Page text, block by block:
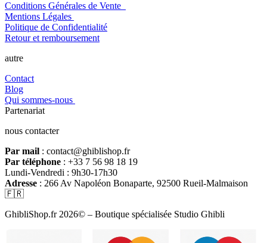
Conditions Générales de Vente
Mentions Légales
Politique de Confidentialité
Retour et remboursement
autre
Contact
Blog
Qui sommes-nous
Partenariat
nous contacter
Par mail : contact@ghiblishop.fr
Par téléphone : +33 7 56 98 18 19
Lundi-Vendredi : 9h30-17h30
Adresse : 266 Av Napoléon Bonaparte, 92500 Rueil-Malmaison
🇫🇷
GhibliShop.fr 2026© – Boutique spécialisée Studio Ghibli